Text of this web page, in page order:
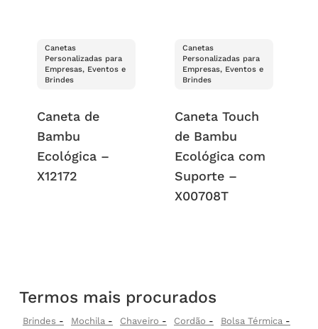
Canetas
Personalizadas para
Empresas, Eventos e
Brindes
Caneta de
Bambu
Ecológica –
X12172
Canetas
Personalizadas para
Empresas, Eventos e
Brindes
Caneta Touch
de Bambu
Ecológica com
Suporte –
X00708T
Termos mais procurados
Brindes Mochila Chaveiro Cordão
Bolsa Térmica